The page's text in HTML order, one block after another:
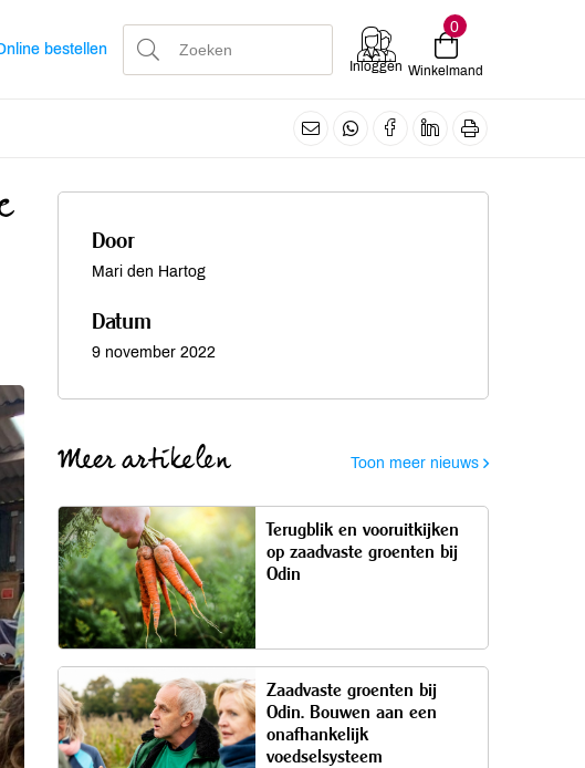
bestellen
Inloggen
0
Winkelmand
Door
Mari den Hartog
Datum
9 november 2022
Meer artikelen Toon meer nieuws
Terugblik en vooruitkijken
op zaadvaste groenten bij
Odin
Zaadvaste groenten bij
Odin. Bouwen aan een
onafhankelijk
voedselsysteem